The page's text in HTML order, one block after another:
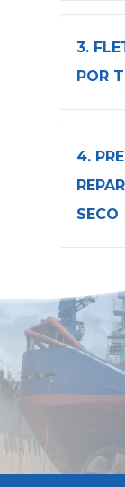
3.
POR
4.
SECO